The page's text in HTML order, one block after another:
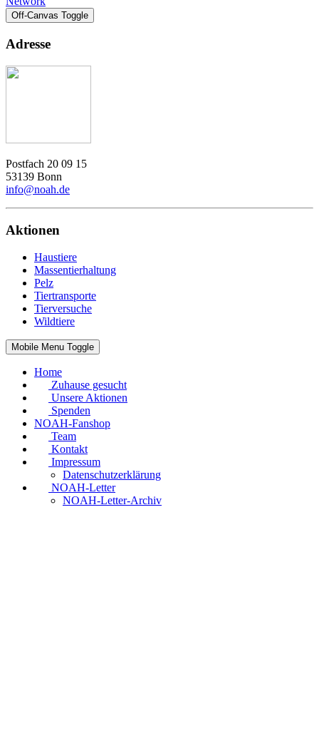
Off-Canvas Toggle
Adresse
Postfach 20 09 15
53139 Bonn
info@noah.de
Aktionen
Haustiere
Massentierhaltung
Pelz
Tiertransporte
Tierversuche
Wildtiere
Mobile Menu Toggle
Home
Zuhause gesucht
Unsere Aktionen
Spenden
NOAH-Fanshop
Team
Kontakt
Impressum
Datenschutzerklärung
NOAH-Letter
NOAH-Letter-Archiv